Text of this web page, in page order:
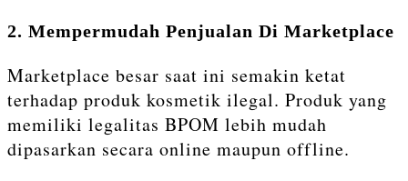
2. Mempermudah Penjualan Di Marketplace
Marketplace besar saat ini semakin ketat
terhadap produk kosmetik ilegal. Produk yang
memiliki legalitas BPOM lebih mudah
dipasarkan secara online maupun offline.